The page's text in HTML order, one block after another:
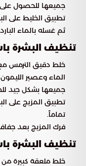
جميعها للحصول
تطبيق الخليط على
ثم غسله بالماء
تنظيف البشرة
خلط دقيق الترمس مع
الماء وعصير
جميعها بشكل جيد
تماماً.
فرك المزيج بعد
تنظيف البشرة
خلط ملعقة كبيرة